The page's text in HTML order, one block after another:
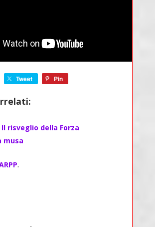
Tweet Pin
risveglio della Forza
musa
.